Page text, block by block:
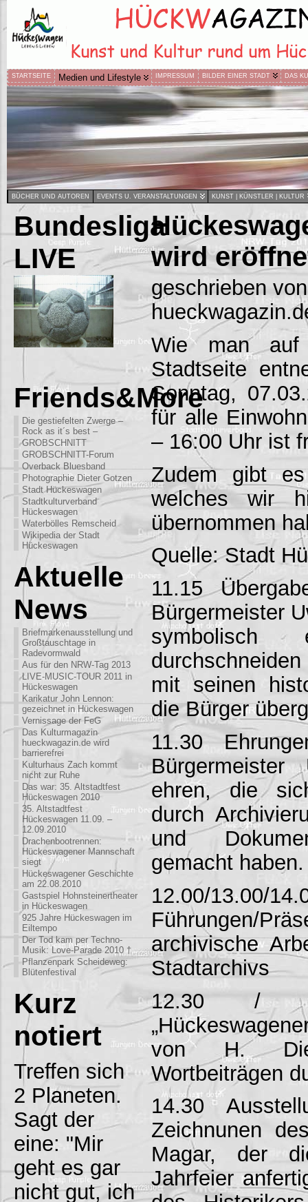
STARTSEITE Medien und Lifestyle IMPRESSUM BILDER EINER STADT DAS
BÜCHER UND AUTOREN EVENTS U. VERANSTALTUNGEN KUNST | KÜNSTLER | KULTUR
Bundesliga
LIVE
Friends&More
Die gestiefelten Zwerge –
Rock as it´s best –
GROBSCHNITT
GROBSCHNITT-Forum
Overback Bluesband
Photographie Dieter Gotzen
Stadt Hückeswagen
Stadtkulturverband
Hückeswagen
Waterbölles Remscheid
Wikipedia der Stadt
Hückeswagen
Aktuelle
News
Briefmarkenausstellung und
Großtauschtage in
Radevormwald
Aus für den NRW-Tag 2013
LIVE-MUSIC-TOUR 2011 in
Hückeswagen
Karikatur John Lennon:
gezeichnet in Hückeswagen
Vernissage der FeG
Das Kulturmagazin
hueckwagazin.de wird
barrierefrei
Kulturhaus Zach kommt
nicht zur Ruhe
Das war: 35. Altstadtfest
Hückeswagen 2010
35. Altstadtfest
Hückeswagen 11.09. –
12.09.2010
Drachenbootrennen:
Hückeswagener Mannschaft
siegt
Hückeswagener Geschichte
am 22.08.2010
Gastspiel Hohnsteinertheater
in Hückeswagen
925 Jahre Hückeswagen im
Eiltempo
Der Tod kam per Techno-
Musik: Love-Parade 2010 †
Pflanzenpark Scheideweg:
Blütenfestival
Kurz
notiert
Treffen sich
2 Planeten.
Sagt der
eine: "Mir
geht es gar
nicht gut, ich
wird
geschrieben
Wie man auf
Stadtseite
Sonntag,
für alle
– 16:00 Uhr ist
Zudem gibt es
welches wir
übernommen
Quelle: Stadt
11.15
Bürgermeister
mit seinen
die Bürger
11.30
ehren, die
durch
und
gemacht haben.
12.00/13.00/
Führungen/
archivische
Stadtarchivs
12.30 /
von H.
Wortbeiträgen
14.30
Zeichnunen
Magar, der
Jahrfeier